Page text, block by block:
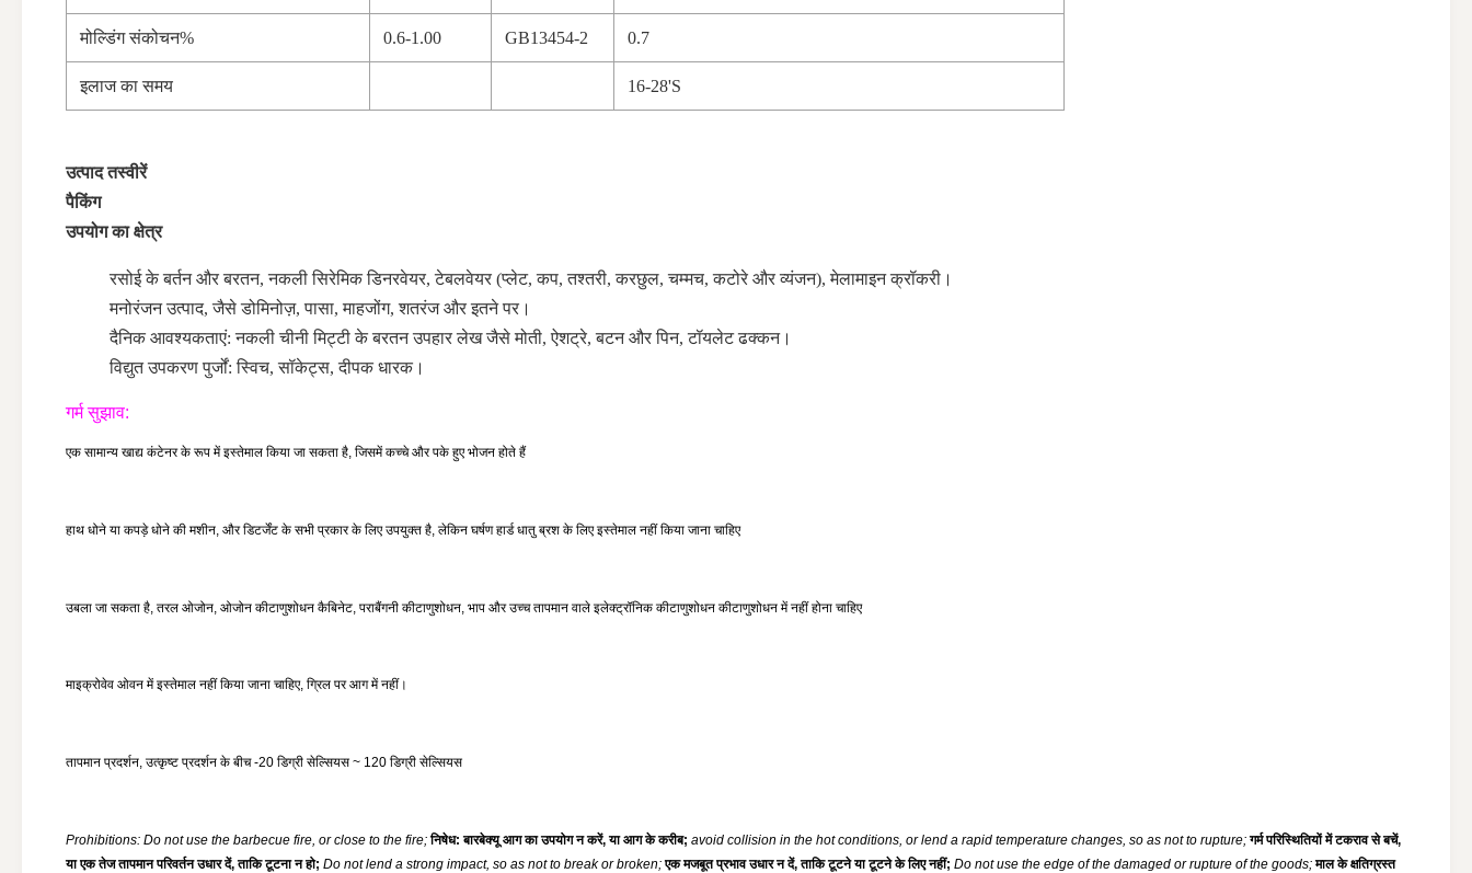
मोल्डिंग संकोचन% 0.6-1.00 GB13454-2 0.7
इलाज का समय 16-28'S
उत्पाद तस्वीरें
पैकिंग
उपयोग का क्षेत्र
रसोई के बर्तन और बरतन, नकली सिरेमिक डिनरवेयर, टेबलवेयर (प्लेट, कप, तश्तरी, करछुल, चम्मच, कटोरे और व्यंजन), मेलामाइन क्रॉकरी।
मनोरंजन उत्पाद, जैसे डोमिनोज़, पासा, माहजोंग, शतरंज और इतने पर।
दैनिक आवश्यकताएं: नकली चीनी मिट्टी के बरतन उपहार लेख जैसे मोती, ऐशट्रे, बटन और पिन, टॉयलेट ढक्कन।
विद्युत उपकरण पुर्जों: स्विच, सॉकेट्स, दीपक धारक।
गर्म सुझाव:
एक सामान्य खाद्य कंटेनर के रूप में इस्तेमाल किया जा सकता है, जिसमें कच्चे और पके हुए भोजन होते हैं
हाथ धोने या कपड़े धोने की मशीन, और डिटर्जेंट के सभी प्रकार के लिए उपयुक्त है, लेकिन घर्षण हार्ड धातु ब्रश के लिए इस्तेमाल नहीं किया जाना चाहिए
उबला जा सकता है, तरल ओजोन, ओजोन कीटाणुशोधन कैबिनेट, पराबैंगनी कीटाणुशोधन, भाप और उच्च तापमान वाले इलेक्ट्रॉनिक कीटाणुशोधन कीटाणुशोधन में नहीं होना चाहिए
माइक्रोवेव ओवन में इस्तेमाल नहीं किया जाना चाहिए, ग्रिल पर आग में नहीं।
तापमान प्रदर्शन, उत्कृष्ट प्रदर्शन के बीच -20 डिग्री सेल्सियस ~ 120 डिग्री सेल्सियस
Prohibitions: Do not use the barbecue fire, or close to the fire; निषेध: बारबेक्यू आग का उपयोग न करें, या आग के करीब; avoid collision in the hot conditions, or lend a rapid temperature changes, so as not to rupture; गर्म परिस्थितियों में टकराव से बचें,
या एक तेज तापमान परिवर्तन उधार दें, ताकि टूटना न हो; Do not lend a strong impact, so as not to break or broken; एक मजबूत प्रभाव उधार न दें, ताकि टूटने या टूटने के लिए नहीं; Do not use the edge of the damaged or rupture of the goods; माल के क्षतिग्रस्त